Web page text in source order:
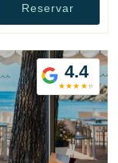
Reservar
4.4